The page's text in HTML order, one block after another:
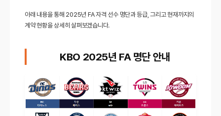
아래 내용을 통해 2025년 FA 자격 선수 명단과 등급, 그리고 현재까지의
계약 현황을 상세히 살펴보겠습니다.
KBO 2025년 FA 명단 안내